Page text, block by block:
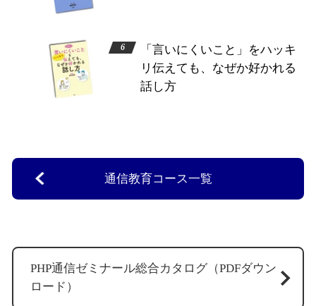
「言いにくいこと」をハッキ
リ伝えても、なぜか好かれる
話し方
通信教育コース一覧
PHP通信ゼミナール総合カタログ（PDFダウン
ロード）